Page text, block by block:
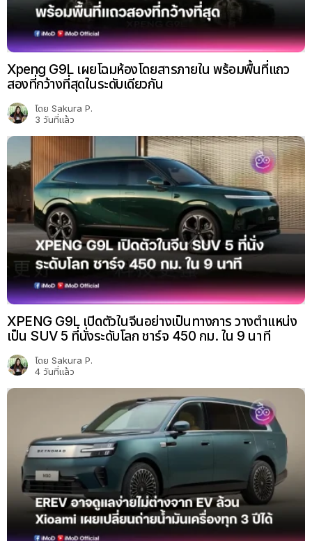
Xpeng G9L เผยโฉมห้องโดยสารภายใน พร้อมพื้นที่แถว
สองที่กว้างที่สุดในระดับเดียวกัน
โดย Sakura P.
3 วันที่แล้ว
XPENG G9L เปิดตัวในจีนอย่างเป็นทางการ วางตำแหน่ง
เป็น SUV 5 ที่นั่งระดับโลก ชาร์จ 450 กม. ใน 9 นาที
โดย Sakura P.
4 วันที่แล้ว